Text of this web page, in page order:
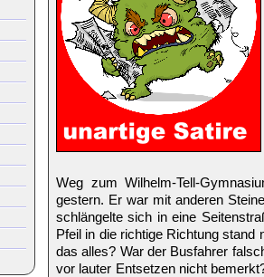
Weg zum Wilhelm-Tell-
gestern. Er war mit anderen
schlängelte sich in eine
Pfeil in die richtige Richtung stand
das alles? War der Busfahrer
vor lauter Entsetzen nicht